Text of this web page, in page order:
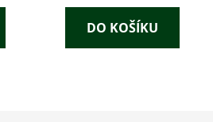
DO KOŠÍKU